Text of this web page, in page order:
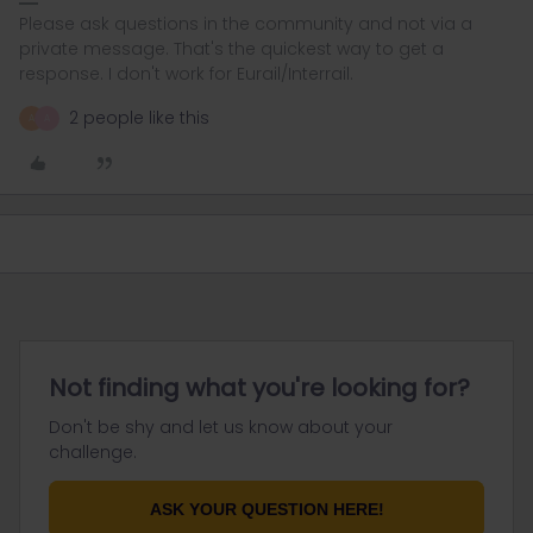
Please ask questions in the community and not via a
private message. That's the quickest way to get a
response. I don't work for Eurail/Interrail.
2 people like this
Not finding what you're looking for?
Don't be shy and let us know about your
challenge.
ASK YOUR QUESTION HERE!